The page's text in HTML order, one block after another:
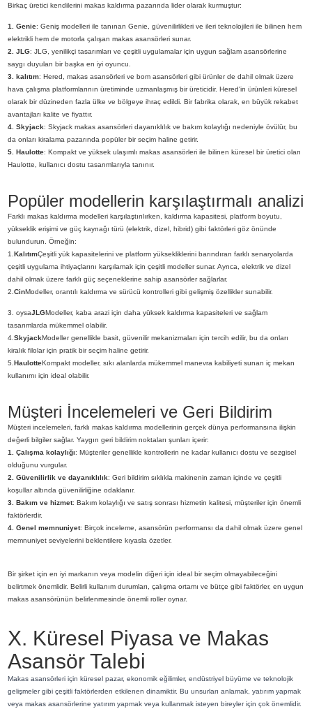
Birkaç üretici kendilerini makas kaldırma pazarında lider olarak kurmuştur:
1. Genie: Geniş modelleri ile tanınan Genie, güvenilirlikleri ve ileri teknolojileri ile bilinen hem
elektrikli hem de motorla çalışan makas asansörleri sunar.
2. JLG: JLG, yenilikçi tasarımları ve çeşitli uygulamalar için uygun sağlam asansörlerine
saygı duyulan bir başka en iyi oyuncu.
3. kalıtım: Hered, makas asansörleri ve bom asansörleri gibi ürünler de dahil olmak üzere
hava çalışma platformlarının üretiminde uzmanlaşmış bir üreticidir. Hered'in ürünleri küresel
olarak bir düzineden fazla ülke ve bölgeye ihraç edildi. Bir fabrika olarak, en büyük rekabet
avantajları kalite ve fiyattır.
4. Skyjack: Skyjack makas asansörleri dayanıklılık ve bakım kolaylığı nedeniyle övülür, bu
da onları kiralama pazarında popüler bir seçim haline getirir.
5. Haulotte: Kompakt ve yüksek ulaşımlı makas asansörleri ile bilinen küresel bir üretici olan
Haulotte, kullanıcı dostu tasarımlarıyla tanınır.
Popüler modellerin karşılaştırmalı analizi
Farklı makas kaldırma modelleri karşılaştırılırken, kaldırma kapasitesi, platform boyutu,
yükseklik erişimi ve güç kaynağı türü (elektrik, dizel, hibrid) gibi faktörleri göz önünde
bulundurun. Örneğin:
1. KalıtımÇeşitli yük kapasitelerini ve platform yüksekliklerini barındıran farklı senaryolarda
çeşitli uygulama ihtiyaçlarını karşılamak için çeşitli modeller sunar. Ayrıca, elektrik ve dizel
dahil olmak üzere farklı güç seçeneklerine sahip asansörler sağlarlar.
2. CinModeller, orantılı kaldırma ve sürücü kontrolleri gibi gelişmiş özellikler sunabilir.
3. oysaJLGModeller, kaba arazi için daha yüksek kaldırma kapasiteleri ve sağlam
tasarımlarda mükemmel olabilir.
4. SkyjackModeller genellikle basit, güvenilir mekanizmaları için tercih edilir, bu da onları
kiralık filolar için pratik bir seçim haline getirir.
5. HaulotteKompakt modeller, sıkı alanlarda mükemmel manevra kabiliyeti sunan iç mekan
kullanımı için ideal olabilir.
Müşteri İncelemeleri ve Geri Bildirim
Müşteri incelemeleri, farklı makas kaldırma modellerinin gerçek dünya performansına ilişkin
değerli bilgiler sağlar. Yaygın geri bildirim noktaları şunları içerir:
1. Çalışma kolaylığı: Müşteriler genellikle kontrollerin ne kadar kullanıcı dostu ve sezgisel
olduğunu vurgular.
2. Güvenilirlik ve dayanıklılık: Geri bildirim sıklıkla makinenin zaman içinde ve çeşitli
koşullar altında güvenilirliğine odaklanır.
3. Bakım ve hizmet: Bakım kolaylığı ve satış sonrası hizmetin kalitesi, müşteriler için önemli
faktörlerdir.
4. Genel memnuniyet: Birçok inceleme, asansörün performansı da dahil olmak üzere genel
memnuniyet seviyelerini beklentilere kıyasla özetler.
Bir şirket için en iyi markanın veya modelin diğeri için ideal bir seçim olmayabileceğini
belirtmek önemlidir. Belirli kullanım durumları, çalışma ortamı ve bütçe gibi faktörler, en uygun
makas asansörünün belirlenmesinde önemli roller oynar.
X. Küresel Piyasa ve Makas
Asansör Talebi
Makas asansörleri için küresel pazar, ekonomik eğilimler, endüstriyel büyüme ve teknolojik
gelişmeler gibi çeşitli faktörlerden etkilenen dinamiktir. Bu unsurları anlamak, yatırım yapmak
veya makas asansörlerine yatırım yapmak veya kullanmak isteyen bireyler için çok önemlidir.